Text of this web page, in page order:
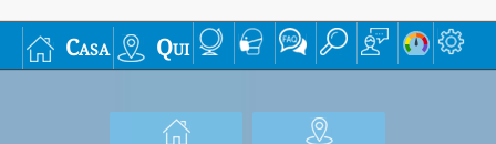
Casa Qui